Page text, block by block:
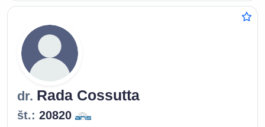
dr. Rada Cossutta
št.: 20820